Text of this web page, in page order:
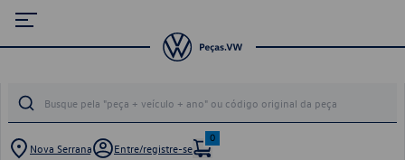
Nova Serrana Entre/registre-se
0